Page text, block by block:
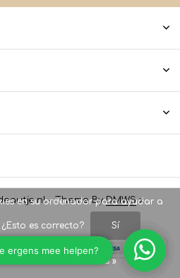
- Theme ByDMWSx
en su ordenador para ayudar a
es correcto? Sí
acerca de las cookies »